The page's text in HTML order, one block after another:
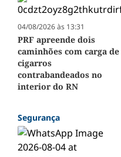
04/08/2026 às 13:31
PRF apreende dois
caminhões com carga de
cigarros
contrabandeados no
interior do RN
Segurança